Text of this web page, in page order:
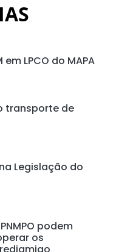
LPCO do MAPA
transporte de
Legislação do
podem
os